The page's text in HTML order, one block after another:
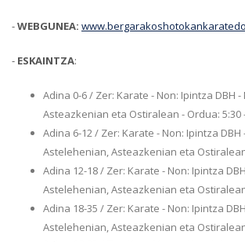
-WEBGUNEA:
- ESKAINTZA:
Adina 0-6 / Zer: Karate - Non: Ipintza DBH
Asteazkenian eta Ostiralean - Ordua: 5:30
Adina 6-12 / Zer: Karate - Non: Ipintza DBH
Astelehenian, Asteazkenian eta
Adina 12-18 / Zer: Karate - Non: Ipintza
Astelehenian, Asteazkenian eta
Adina 18-35 / Zer: Karate - Non: Ipintza
Astelehenian, Asteazkenian eta